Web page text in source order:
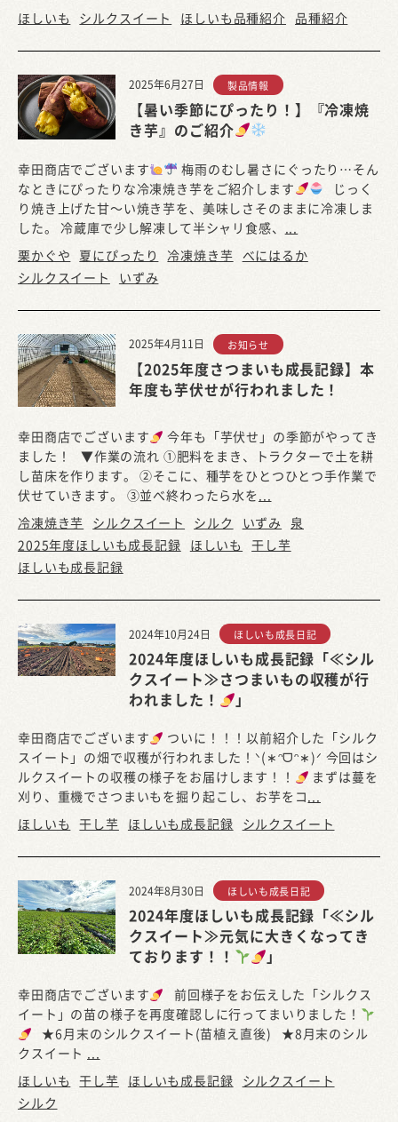
ほしいも
シルクスイート ほしいも品種紹介 品種紹介
2025年6月27日 製品情報
【暑い季節にぴったり！】『冷凍焼
き芋』のご紹介
幸田商店でございます
梅雨のむし暑さにぐったり…そん
なときにぴったりな冷凍焼き芋をご紹介します
じっく
り焼き上げた甘～い焼き芋を、美味しさそのままに冷凍しま
した。 冷蔵庫で少し解凍して半シャリ食感、
栗かぐや 夏にぴったり 冷凍焼き芋 べにはるか
シルクスイート
いずみ
2025年4月11日 お知らせ
【2025年度さつまいも成長記録】本
年度も芋伏せが行われました！
幸田商店でございます
今年も「芋伏せ」の季節がやってき
ました！ ▼作業の流れ ①肥料をまき、トラクターで土を耕
し苗床を作ります。 ②そこに、種芋をひとつひとつ手作業で
伏せていきます。 ③並べ終わったら水を...
冷凍焼き芋 シルクスイート シルク いずみ
泉
2025年度ほしいも成長記録 ほしいも
干し芋
ほしいも成長記録
2024年10月24日 ほしいも成長日記
2024年度ほしいも成長記録「≪シル
クスイート≫さつまいもの収穫が行
われました！
」
幸田商店でございます
ついに！！！以前紹介した「シルク
スイート」の畑で収穫が行われました！ᐠ(∗ᵔᗜᵔ∗)ᐟ 今回はシ
ルクスイートの収穫の様子をお届けします！！
まずは蔓を
刈り、重機でさつまいもを掘り起こし、お芋をコ...
ほしいも
干し芋 ほしいも成長記録 シルクスイート
2024年8月30日 ほしいも成長日記
2024年度ほしいも成長記録「≪シル
クスイート≫元気に大きくなってき
ております！！
」
幸田商店でございます
前回様子をお伝えした「シルクス
イート」の苗の様子を再度確認しに行ってまいりました！
★6月末のシルクスイート(苗植え直後) ★8月末のシル
クスイート ...
ほしいも
干し芋 ほしいも成長記録 シルクスイート
シルク